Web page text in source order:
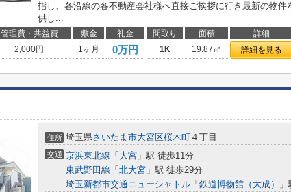
指し、各沿線の各不動産会社様へ直接ご挨拶に行き最新の物件
供し...
管理費・共益費 敷金 礼金 間取り 面積 詳細
2,000円 1ヶ月 0万円 1K 19.87㎡ 詳細を見る
住所 埼玉県さいたま市大宮区桜木町 ４丁目
交通 京浜東北線 「 大宮 」駅 徒歩11分
東武野田線 「 北大宮 」駅 徒歩29分
埼玉新都市交通ニューシャトル 「 鉄道博物館（大成）